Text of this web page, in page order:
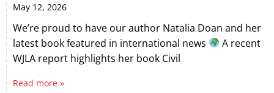
May 12, 2026
We’re proud to have our author Natalia Doan and her
latest book featured in international news
A recent
WJLA report highlights her book Civil
Read more »